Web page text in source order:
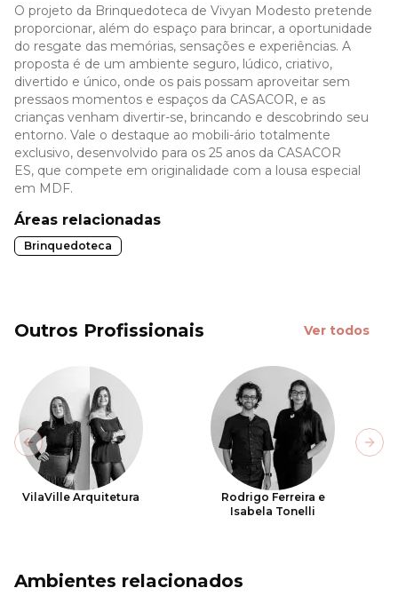
O projeto da Brinquedoteca de Vivyan Modesto pretende
proporcionar, além do espaço para brincar, a oportunidade
do resgate das memórias, sensações e experiências. A
proposta é de um ambiente seguro, lúdico, criativo,
divertido e único, onde os pais possam aproveitar sem
pressaos momentos e espaços da CASACOR, e as
crianças venham divertir-se, brincando e descobrindo seu
entorno. Vale o destaque ao mobili-ário totalmente
exclusivo, desenvolvido para os 25 anos da CASACOR
ES, que compete em originalidade com a lousa especial
em MDF.
Áreas relacionadas
Brinquedoteca
Outros Profissionais Ver todos
VilaVille Arquitetura
Rodrigo Ferreira e
Isabela Tonelli
Previous slide
Ambientes relacionados